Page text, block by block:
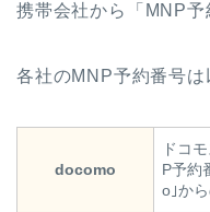
携帯会社から「MNP予
各社のMNP予約番号は
docomo
ドコ
P予約
o｣か